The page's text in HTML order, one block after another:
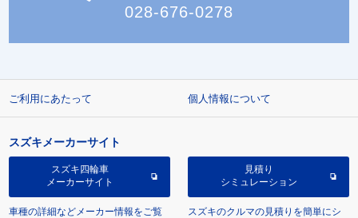
028-676-0278
ご利用にあたって 個人情報について
スズキメーカーサイト
スズキ四輪車
メーカーサイト
車種の詳細などメーカー情報をご覧
見積り
シミュレーション
スズキのクルマの見積りを簡単にシ